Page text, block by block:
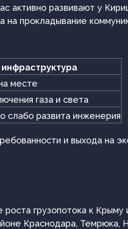
активно развивают у
на прокладывание
месте
газа и света
слабо развита инженерия
и выхода на
грузопотока к
Краснодара, Темрюка,